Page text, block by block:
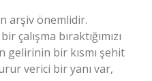
arşiv önemlidir.
çalışma bıraktığımızı
gelirinin bir kısmı şehit
verici bir yanı var,